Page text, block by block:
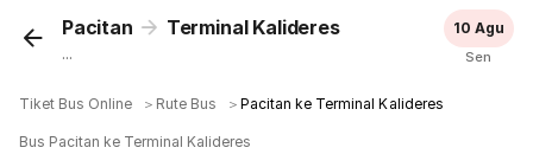
Pacitan Terminal Kalideres
...
10 Agu
Sen
Tiket Bus Online ＞ Rute Bus ＞Pacitan ke Terminal Kalideres
Bus Pacitan ke Terminal Kalideres